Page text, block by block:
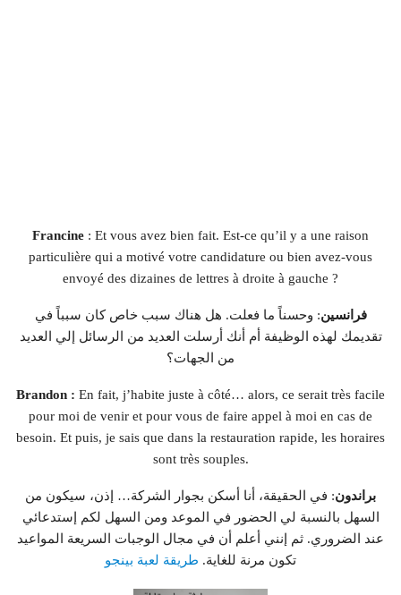
Francine : Et vous avez bien fait. Est-ce qu’il y a une raison
particulière qui a motivé votre candidature ou bien avez-vous
envoyé des dizaines de lettres à droite à gauche ?
فرانسين: وحسناً ما فعلت. هل هناك سبب خاص كان سبباً في
تقديمك لهذه الوظيفة أم أنك أرسلت العديد من الرسائل إلي العديد
من الجهات؟
Brandon : En fait, j’habite juste à côté… alors, ce serait très facile
pour moi de venir et pour vous de faire appel à moi en cas de
besoin. Et puis, je sais que dans la restauration rapide, les horaires
sont très souples.
براندون: في الحقيقة، أنا أسكن بجوار الشركة… إذن، سيكون من
السهل بالنسبة لي الحضور في الموعد ومن السهل لكم إستدعائي
عند الضروري. ثم إنني أعلم أن في مجال الوجبات السريعة المواعيد
تكون مرنة للغاية. طريقة لعبة بينجو